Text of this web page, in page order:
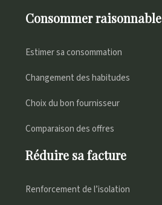
Consommer raisonnable
Estimer sa consommation
Changement des habitudes
Choix du bon fournisseur
Comparaison des offres
Réduire sa facture
Renforcement de l’isolation